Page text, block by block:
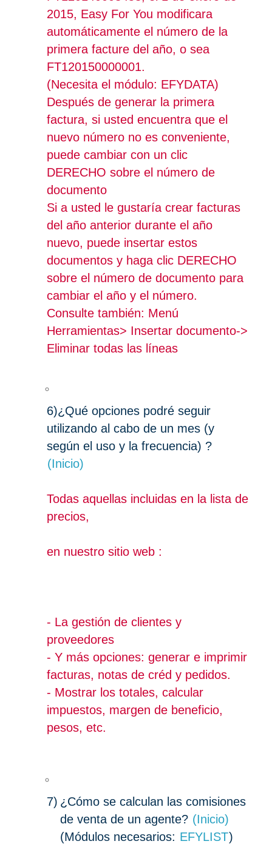
2015, Easy For You modificara
automáticamente el número de la
primera facture del año, o sea
FT120150000001.
(Necesita el módulo: EFYDATA)
Después de generar la primera
factura, si usted encuentra que el
nuevo número no es conveniente,
puede cambiar con un clic
DERECHO sobre el número de
documento
Si a usted le gustaría crear facturas
del año anterior durante el año
nuevo, puede insertar estos
documentos y haga clic DERECHO
sobre el número de documento para
cambiar el año y el número.
Consulte también: Menú
Herramientas> Insertar documento->
Eliminar todas las líneas
6)¿Qué opciones podré seguir
utilizando al cabo de un mes (y
según el uso y la frecuencia) ?
(Inicio)
Todas aquellas incluidas en la lista de
precios,
en nuestro sitio web :
- La gestión de clientes y
proveedores
- Y más opciones: generar e imprimir
facturas, notas de créd y pedidos.
- Mostrar los totales, calcular
impuestos, margen de beneficio,
pesos, etc.
7) ¿Cómo se calculan las comisiones
de venta de un agente? (Inicio)
(Módulos necesarios: EFYLIST)